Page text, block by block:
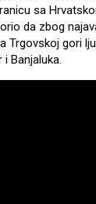
sa
da zbog
Trgovskoj gori
Banjaluka.